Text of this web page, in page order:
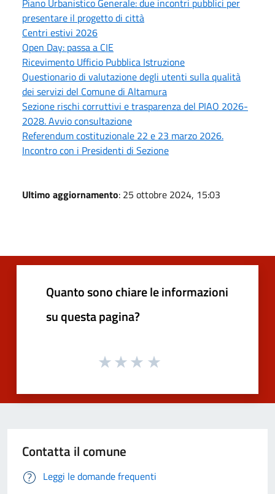
presentare il progetto di città
Centri estivi 2026
Open Day: passa a CIE
Ricevimento Ufficio Pubblica Istruzione
Questionario di valutazione degli utenti sulla qualità
dei servizi del Comune di Altamura
Sezione rischi corruttivi e trasparenza del PIAO 2026-
2028. Avvio consultazione
Referendum costituzionale 22 e 23 marzo 2026.
Incontro con i Presidenti di Sezione
Ultimo aggiornamento: 25 ottobre 2024, 15:03
Quanto sono chiare le informazioni
su questa pagina?
Contatta il comune
Leggi le domande frequenti